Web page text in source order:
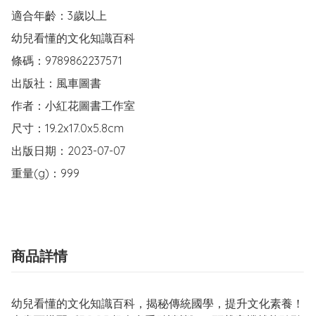
適合年齡：3歲以上
幼兒看懂的文化知識百科
條碼：9789862237571
出版社：風車圖書
作者：小紅花圖書工作室
尺寸：19.2x17.0x5.8cm
出版日期：2023-07-07
重量(g)：999
商品詳情
幼兒看懂的文化知識百科，揭秘傳統國學，提升文化素養！